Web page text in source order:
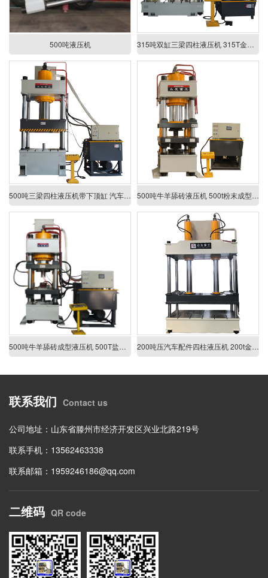
500吨液压机 315吨双缸三梁四柱液压机 315T金属成型压力机
500吨三梁四柱液压机带下顶缸 汽车钣金件成型压力机 500吨牛羊舔砖液压机 500t粉末成型压力机 5公斤盐砖压块油压机
500吨牛羊舔砖成型液压机 500T盐砖机 牛羊舔盐压块机 200吨压汽车配件四柱液压机 200t金属拉伸成型液压机
联系我们 Contact us
公司地址：山东省滕州市经济开发区兴业北路219号
联系手机：13562463338
联系邮箱：1959246186@qq.com
二维码 QR code